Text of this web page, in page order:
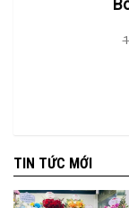
TIN TỨC MỚI